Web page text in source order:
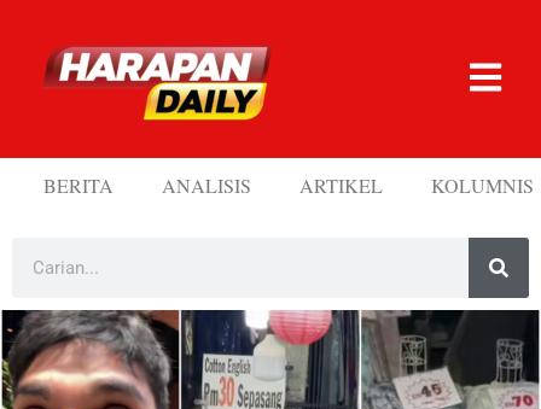
BERITA ANALISIS ARTIKEL KOLUMNIS